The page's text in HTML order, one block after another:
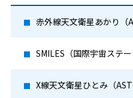
赤外線天文衛星あかり（
SMILES（国際宇宙ステー
X線天文衛星ひとみ（